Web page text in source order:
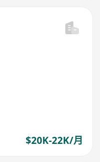
$20K-22K/月